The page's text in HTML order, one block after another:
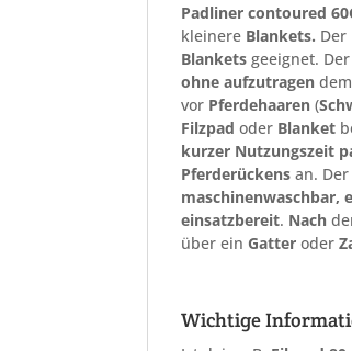
Padliner contoured
kleinere Blankets. Der
Blanketsgeeignet. Der
ohne aufzutragen
vor Pferdehaaren (
Filzpad oder Blanket
kurzer Nutzungszeit
Pferderückens an.
maschinenwaschbar,
einsatzbereit. Nach
über ein Gatter oder
Wichtige